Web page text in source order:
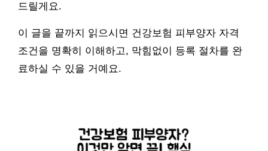
드릴게요.
이 글을 끝까지 읽으시면 건강보험 피부양자 자격
조건을 명확히 이해하고, 막힘없이 등록 절차를 완
료하실 수 있을 거예요.